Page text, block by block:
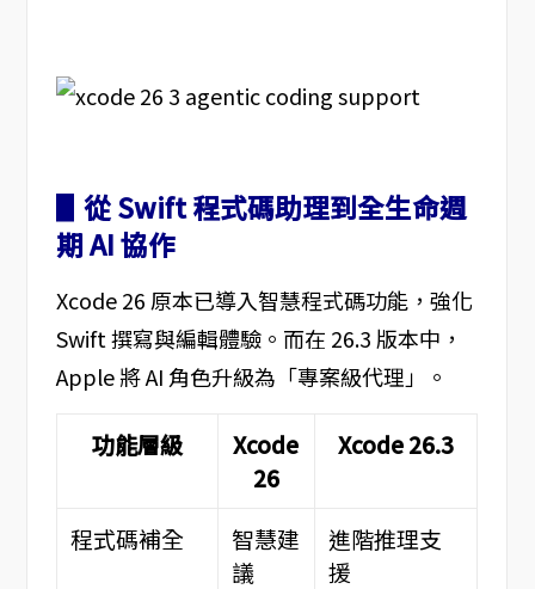
▋從 Swift 程式碼助理到全生命週
期 AI 協作
Xcode 26 原本已導入智慧程式碼功能，強化
Swift 撰寫與編輯體驗。而在 26.3 版本中，
Apple 將 AI 角色升級為「專案級代理」。
功能層級
Xcode
26
Xcode 26.3
程式碼補全
智慧建
議
進階推理支
援